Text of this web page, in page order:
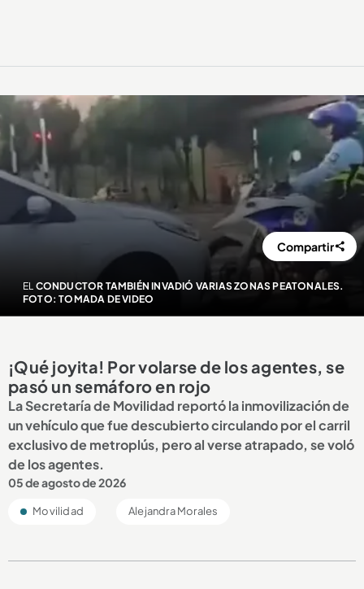
EL CONDUCTOR TAMBIÉN INVADIÓ VARIAS ZONAS PEATONALES.
FOTO: TOMADA DE VIDEO
Compartir
¡Qué joyita! Por volarse de los agentes, se
pasó un semáforo en rojo
La Secretaría de Movilidad reportó la inmovilización de
un vehículo que fue descubierto circulando por el carril
exclusivo de metroplús, pero al verse atrapado, se voló
de los agentes.
05 de agosto de 2026
Movilidad Alejandra Morales